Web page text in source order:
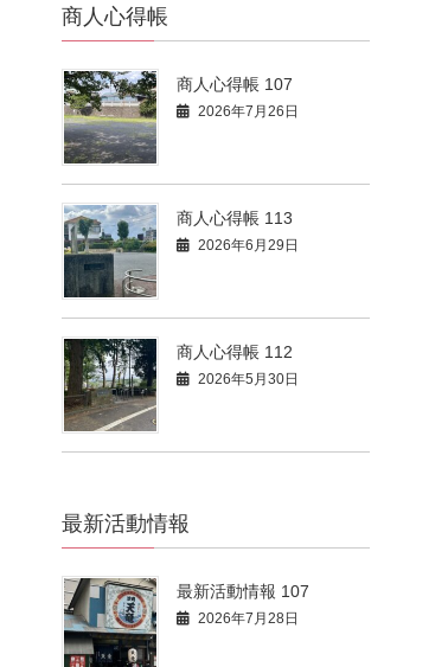
商人心得帳
商人心得帳 107
2026年7月26日
商人心得帳 113
2026年6月29日
商人心得帳 112
2026年5月30日
最新活動情報
最新活動情報 107
2026年7月28日